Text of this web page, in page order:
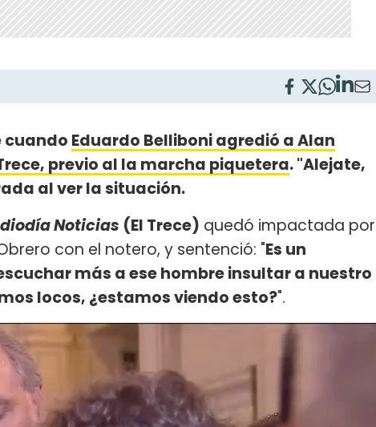
cuando Eduardo Belliboni agredió a Alan
previo al la marcha piquetera. "Alejate,
al ver la situación.
Noticias (El Trece) quedó impactada por
con el notero, y sentenció: "Es un
más a ese hombre insultar a nuestro
locos, ¿estamos viendo esto?".